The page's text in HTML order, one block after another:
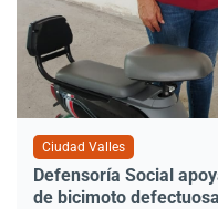
Ciudad Valles
Defensoría Social
de bicimoto defectuosa